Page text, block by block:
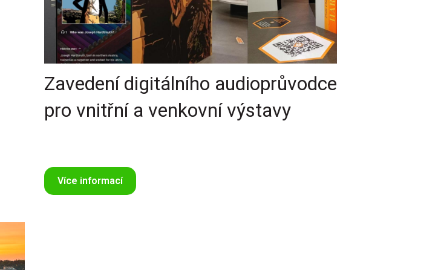
Zavedení digitálního audioprůvodce
pro vnitřní a venkovní výstavy
Více informací